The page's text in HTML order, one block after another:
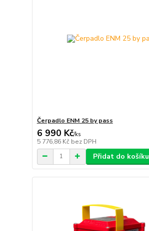
Čerpadlo ENM 25 by pass
6 990 Kč/ks
5 776,86 Kč bez DPH
Přidat do košíku